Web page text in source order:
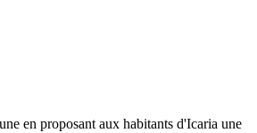
en proposant aux habitants d'Icaria une